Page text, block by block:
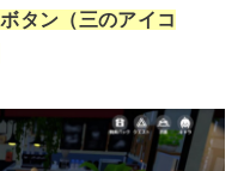
ボタン（三のアイコ